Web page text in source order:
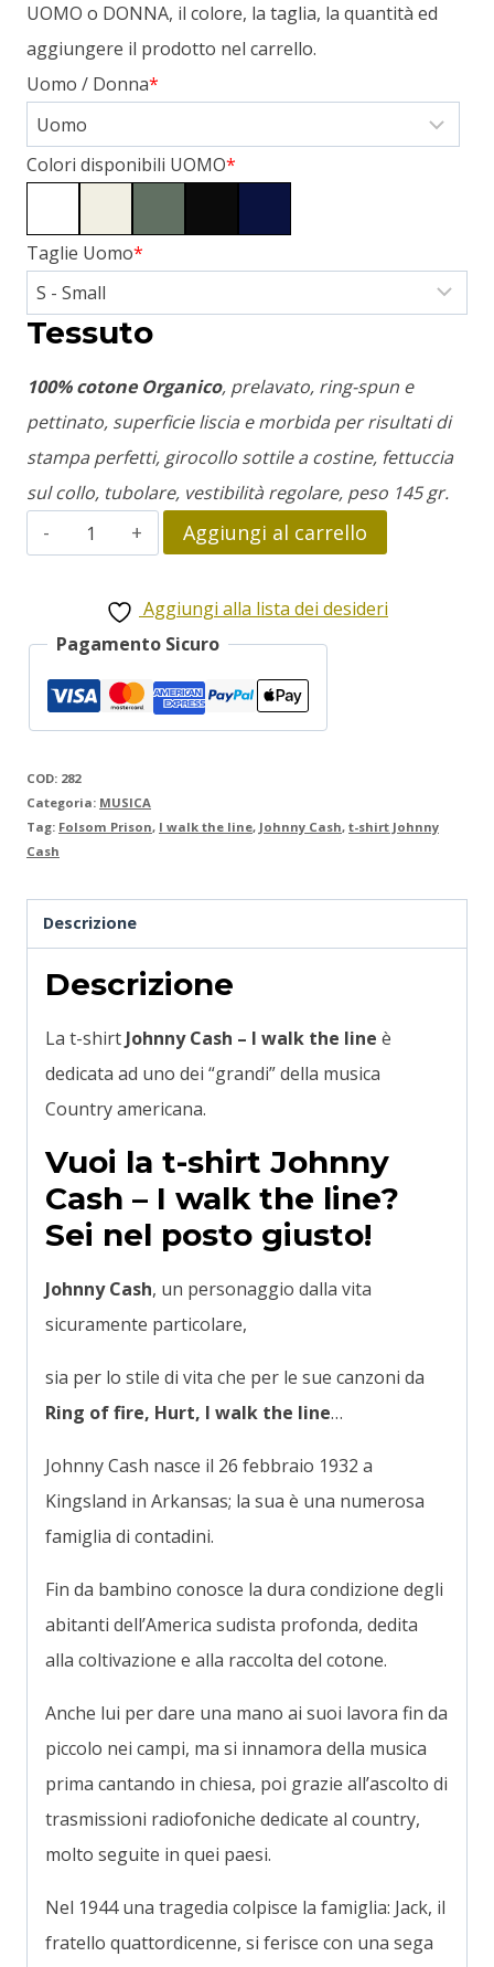
UOMO o DONNA, il colore, la taglia, la quantità ed
aggiungere il prodotto nel carrello.
*
Uomo / Donna
*
Colori disponibili UOMO
*
Taglie Uomo
Tessuto
100% cotone Organico, prelavato, ring-spun e
pettinato, superficie liscia e morbida per risultati di
stampa perfetti, girocollo sottile a costine, fettuccia
sul collo, tubolare, vestibilità regolare, peso 145 gr.
Johnny
Cash
quantità
Aggiungi al carrello
Aggiungi alla lista dei desideri
Pagamento Sicuro
COD: 282
Categoria: MUSICA
Tag: Folsom Prison, I walk the line, Johnny Cash, t-shirt Johnny
Cash
Descrizione
Descrizione
La t-shirt Johnny Cash – I walk the line è
dedicata ad uno dei “grandi” della musica
Country americana.
Vuoi la t-shirt Johnny
Cash – I walk the line?
Sei nel posto giusto!
Johnny Cash, un personaggio dalla vita
sicuramente particolare,
sia per lo stile di vita che per le sue canzoni da
Ring of fire, Hurt, I walk the line…
Johnny Cash nasce il 26 febbraio 1932 a
Kingsland in Arkansas; la sua è una numerosa
famiglia di contadini.
Fin da bambino conosce la dura condizione degli
abitanti dell’America sudista profonda, dedita
alla coltivazione e alla raccolta del cotone.
Anche lui per dare una mano ai suoi lavora fin da
piccolo nei campi, ma si innamora della musica
prima cantando in chiesa, poi grazie all’ascolto di
trasmissioni radiofoniche dedicate al country,
molto seguite in quei paesi.
Nel 1944 una tragedia colpisce la famiglia: Jack, il
fratello quattordicenne, si ferisce con una sega